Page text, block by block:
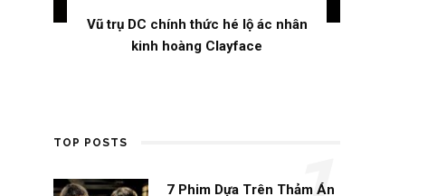
Vũ trụ DC chính thức hé lộ ác nhân
kinh hoàng Clayface
TOP POSTS
7 Phim Dựa Trên Thảm Án